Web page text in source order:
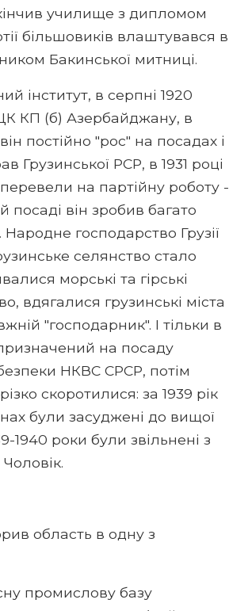
училище з дипломом
більшовиків влаштувався в
Бакинської митниці.
інститут, в серпні 1920
КП (б) Азербайджану, в
постійно "рос" на посадах і
Грузинської РСР, в 1931 році
на партійну роботу -
він зробив багато
господарство Грузії
селянство стало
морські та гірські
вдягалися грузинські міста
"господарник". І тільки в
на посаду
НКВС СРСР, потім
скоротилися: за 1939 рік
були засуджені до вищої
1940 роки були звільнені з
область в одну з
промислову базу